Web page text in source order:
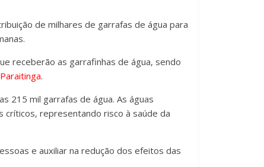
de milhares de garrafas de água para
receberão as garrafinhas de água, sendo
.
215 mil garrafas de água. As águas
críticos, representando risco à saúde da
e auxiliar na redução dos efeitos das